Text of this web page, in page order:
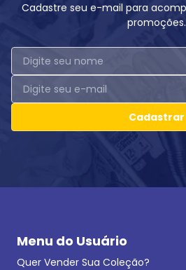
Cadastre seu e-mail para
promoções.
Cadastrar
Menu do Usuário
Quer Vender Sua Coleção?